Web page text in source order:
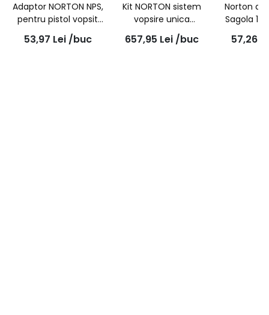
Adaptor NORTON NPS,
pentru pistol vopsit
IWATA Nr 43A.1
(Norton Paint
53,97 Lei /buc
Kit NORTON sistem
vopsire unica
folosinta, Paint
Systems Plus - NPS
657,95 Lei /buc
Norton
Sagola
(4100,
57,26